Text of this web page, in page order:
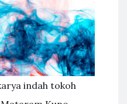
indah tokoh